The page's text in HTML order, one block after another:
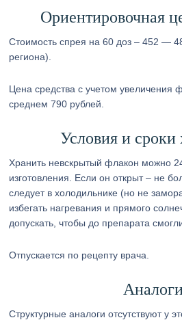
Ориентировочная
Стоимость спрея на 60 доз – 452 —
региона).
Цена средства с учетом увеличения
среднем 790 рублей.
Условия и сроки
Хранить невскрытый флакон можно
изготовления. Если он открыт – не
следует в холодильнике (но не
избегать нагревания и прямого
допускать, чтобы до препарата
Отпускается по рецепту врача.
Структурные аналоги отсутствуют у